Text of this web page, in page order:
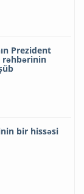
Prezident
rəhbərinin
bir hissəsi